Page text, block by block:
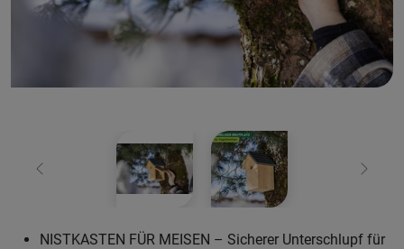
Zurück Weiter
NISTKASTEN FÜR MEISEN – Sicherer Unterschlupf für